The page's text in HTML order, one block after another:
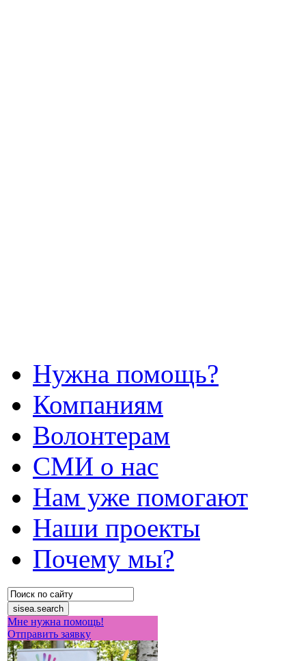
Нужна помощь?
Компаниям
Волонтерам
СМИ о нас
Нам уже помогают
Наши проекты
Почему мы?
Мне нужна помощь!
Отправить заявку